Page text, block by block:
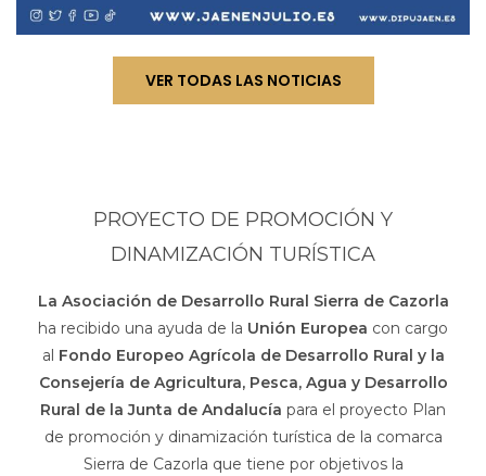
VER TODAS LAS NOTICIAS
PROYECTO DE PROMOCIÓN Y
DINAMIZACIÓN TURÍSTICA
La Asociación de Desarrollo Rural Sierra de Cazorla
ha recibido una ayuda de la Unión Europea con cargo
al Fondo Europeo Agrícola de Desarrollo Rural y la
Consejería de Agricultura, Pesca, Agua y Desarrollo
Rural de la Junta de Andalucía para el proyecto Plan
de promoción y dinamización turística de la comarca
Sierra de Cazorla que tiene por objetivos la